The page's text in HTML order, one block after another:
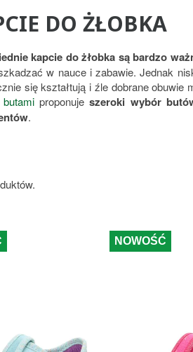
DO ŻŁOBKA
kapcie do żłobka są bardzo
w nauce i zabawie. Jednak
się kształtują i źle dobrane
proponujeszeroki wybór
.
NOWOŚĆ